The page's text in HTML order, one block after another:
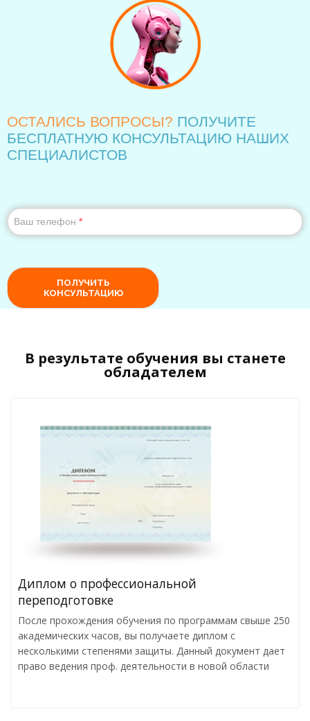
В результате обучения вы станете
обладателем
Диплом о профессиональной
переподготовке
После прохождения обучения по программам свыше 250
академических часов, вы получаете диплом с
несколькими степенями защиты. Данный документ дает
право ведения проф. деятельности в новой области